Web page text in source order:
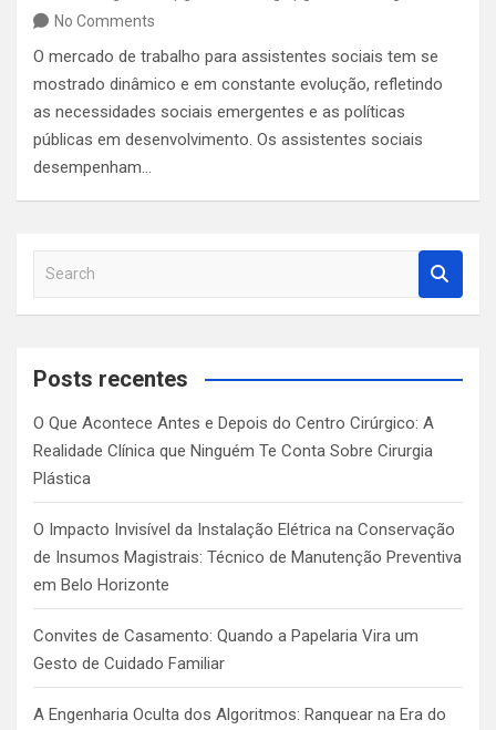
No Comments
O mercado de trabalho para assistentes sociais tem se
mostrado dinâmico e em constante evolução, refletindo
as necessidades sociais emergentes e as políticas
públicas em desenvolvimento. Os assistentes sociais
desempenham…
a
c
Posts recentes
O Que Acontece Antes e Depois do Centro Cirúrgico: A
Realidade Clínica que Ninguém Te Conta Sobre Cirurgia
Plástica
O Impacto Invisível da Instalação Elétrica na Conservação
de Insumos Magistrais: Técnico de Manutenção Preventiva
em Belo Horizonte
Convites de Casamento: Quando a Papelaria Vira um
Gesto de Cuidado Familiar
A Engenharia Oculta dos Algoritmos: Ranquear na Era do